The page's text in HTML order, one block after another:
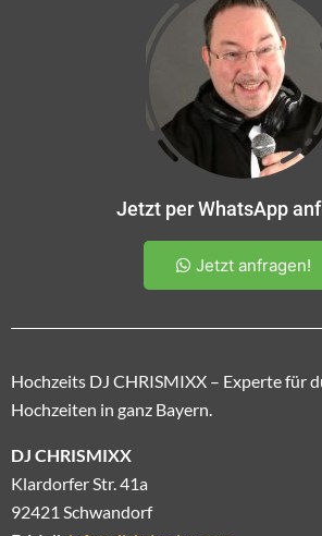
Jetzt per WhatsApp
Jetzt anfragen!
Hochzeits DJ CHRISMIXX – Experte für
Hochzeiten in ganz Bayern.
DJ CHRISMIXX
Klardorfer Str. 41a
92421 Schwandorf